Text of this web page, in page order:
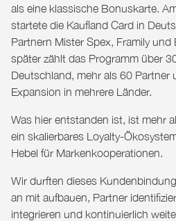
als eine klassische Bonuskarte.
startete die Kaufland Card in
Partnern Mister Spex, Framily und
später zählt das Programm über
Deutschland, mehr als 60 Partner
Expansion in mehrere Länder.
Was hier entstanden ist, ist mehr
ein skalierbares Loyalty-
Hebel für Markenkooperationen.
Wir durften dieses
an mit aufbauen, Partner
integrieren und kontinuierlich